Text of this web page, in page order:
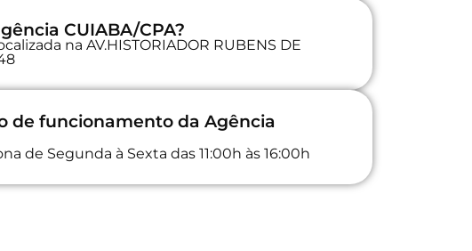
CUIABA/CPA?
na AV.HISTORIADOR RUBENS DE
de funcionamento da Agência
de Segunda à Sexta das 11:00h às 16:00h